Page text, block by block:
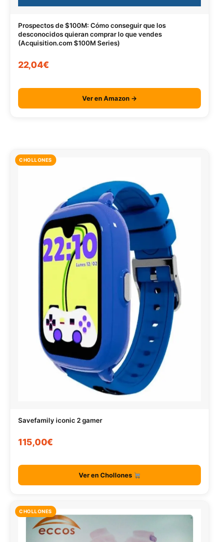
Prospectos de $100M: Cómo conseguir que los
desconocidos quieran comprar lo que vendes
(Acquisition.com $100M Series)
22,04€
Ver en Amazon →
CHOLLONES
Savefamily iconic 2 gamer
115,00€
Ver en Chollones
CHOLLONES